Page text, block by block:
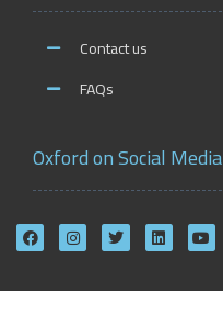
Contact us
FAQs
Oxford on Social Media